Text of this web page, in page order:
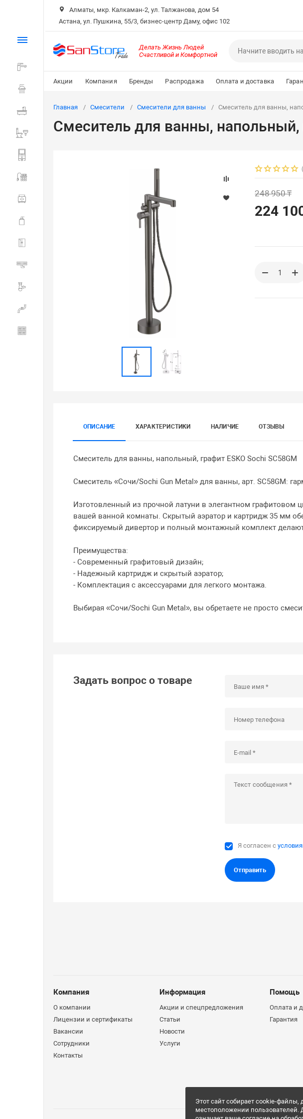
Алматы, мкр. Калкаман-2, ул. Талжанова, дом 54
Астана, ул. Пушкина, 55/3, бизнес-центр Даму, офис 102
Делать Жизнь Людей
Счастливой и Комфортной
Акции Компания Бренды Распродажа Оплата и доставка
Ванна
Санитарная керамика
Главная Смесители Смесители для ванны Смеситель для ванны,
Смеситель для ванны, напольный,
248 950 ₸
224
ОПИСАНИЕ ХАРАКТЕРИСТИКИ НАЛИЧИЕ ОТЗЫВЫ
Смеситель для ванны, напольный, графит ESKO Sochi SC58GM
Смеситель «Сочи/Sochi Gun Metal» для ванны, арт. SC58GM:
Изготовленный из прочной латуни в элегантном графитовом
вашей ванной комнаты. Скрытый аэратор и картридж 35 мм
фиксируемый дивертор и полный монтажный комплект делают
Преимущества:
- Современный графитовый дизайн;
- Надежный картридж и скрытый аэратор;
- Комплектация с аксессуарами для легкого монтажа.
Выбирая «Сочи/Sochi Gun Metal», вы обретаете не просто
Задать вопрос о товаре
Я согласен с
Отправить
Компания
О компании
Лицензии и сертификаты
Вакансии
Сотрудники
Контакты
Информация
Акции и спецпредложения
Статьи
Новости
Услуги
Помощь
Оплата и
Гарантия
Этот сайт собирает cookie-файлы,
местоположении